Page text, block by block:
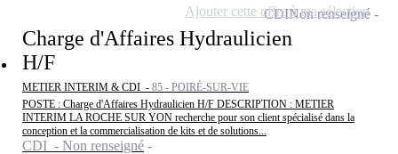
Charge d'Affaires Hydraulicien
H/F
METIER INTERIM & CDI - 85 - POIRÉ-SUR-VIE
POSTE : Charge d'Affaires Hydraulicien H/F DESCRIPTION : METIER
INTERIM LA ROCHE SUR YON recherche pour son client spécialisé dans la
conception et la commercialisation de kits et de solutions...
CDI - Non renseigné
CDINon renseigné
Ajouter cette offre à ma sélection